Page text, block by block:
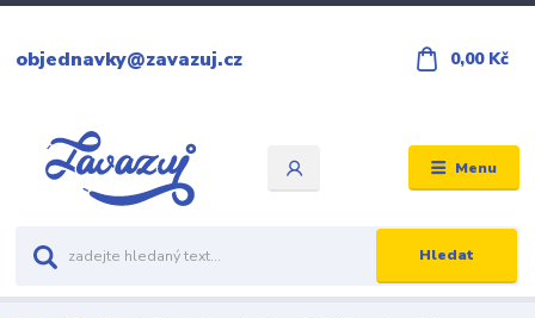
Menu
Hledat
objednavky@zavazuj.cz 0,00 Kč